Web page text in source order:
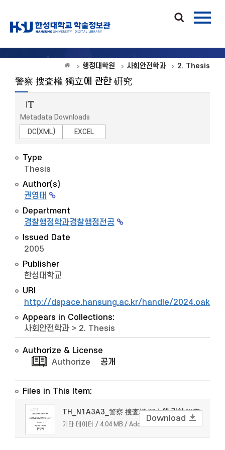
행정대학원 사회안전학과 2. Thesis
警察 搜査權 獨立에 관한 硏究
Metadata Downloads
DC(XML)
EXCEL
Type
Thesis
Author(s)
권영태
Department
경찰행정학과경찰행정전공
Issued Date
2005
Publisher
한성대학교
URI
http://dspace.hansung.ac.kr/handle/2024.oak/
Appears in Collections:
사회안전학과 > 2. Thesis
Authorize & License
Authorize
공개
Files in This Item:
TH_N1A3A3_警察 搜査權 獨立에 관한 硏究
기타 데이터 / 4.04 MB / Adobe PDF
Download